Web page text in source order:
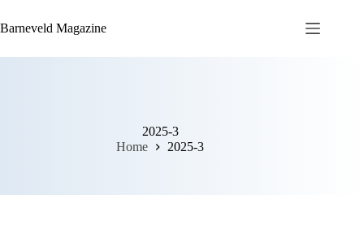
naar
de
Barneveld Magazine
2025-3
Home
2025-3